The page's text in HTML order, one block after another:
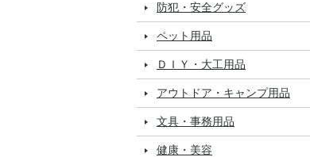
防犯・安全グッズ
ペット用品
ＤＩＹ・大工用品
アウトドア・キャンプ用品
文具・事務用品
健康・美容